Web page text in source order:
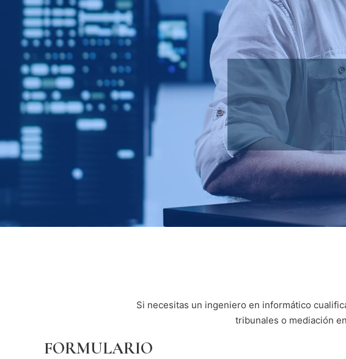
Si necesitas un ingeniero en informático
tribunales o mediación
FORMULARIO